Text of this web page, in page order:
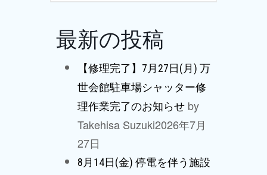
最新の投稿
【修理完了】7月27日(月) 万
世会館駐車場シャッター修
理作業完了のお知らせ by
Takehisa Suzuki2026年7月
27日
8月14日(金) 停電を伴う施設